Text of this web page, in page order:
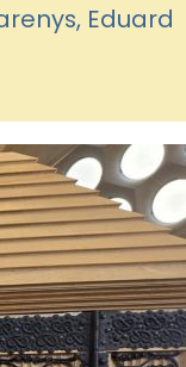
Eduard